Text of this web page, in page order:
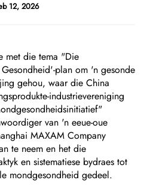
12, 2026
met die tema "Die
plan om 'n gesonde
gehou, waar die China
industrievereniging
van 'n eeue-oue
MAXAM Company
te neem en het die
en sistematiese bydraes tot
mondgesondheid gedeel.